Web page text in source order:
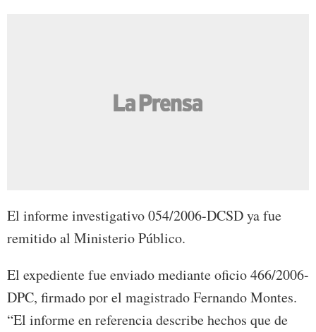
El informe investigativo 054/2006-DCSD ya fue
remitido al Ministerio Público.
El expediente fue enviado mediante oficio 466/2006-
DPC, firmado por el magistrado Fernando Montes.
“El informe en referencia describe hechos que de